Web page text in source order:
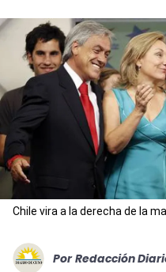
Chile vira a la derecha de la
Por Redacción